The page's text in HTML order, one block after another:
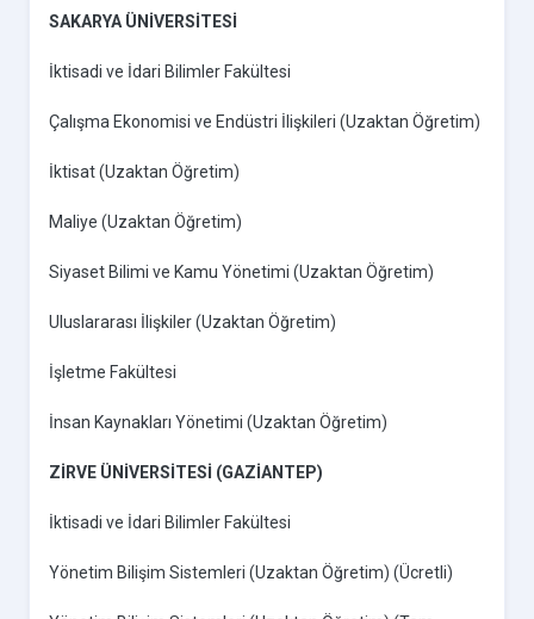
SAKARYA ÜNİVERSİTESİ
İktisadi ve İdari Bilimler Fakültesi
Çalışma Ekonomisi ve Endüstri İlişkileri (Uzaktan Öğretim)
İktisat (Uzaktan Öğretim)
Maliye (Uzaktan Öğretim)
Siyaset Bilimi ve Kamu Yönetimi (Uzaktan Öğretim)
Uluslararası İlişkiler (Uzaktan Öğretim)
İşletme Fakültesi
İnsan Kaynakları Yönetimi (Uzaktan Öğretim)
ZİRVE ÜNİVERSİTESİ (GAZİANTEP)
İktisadi ve İdari Bilimler Fakültesi
Yönetim Bilişim Sistemleri (Uzaktan Öğretim) (Ücretli)